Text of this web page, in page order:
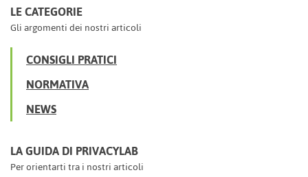
LE CATEGORIE
Gli argomenti dei nostri articoli
CONSIGLI PRATICI
NORMATIVA
NEWS
LA GUIDA DI PRIVACYLAB
Per orientarti tra i nostri articoli